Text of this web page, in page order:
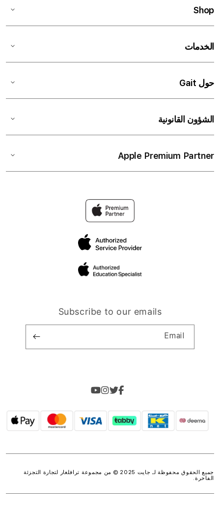
Shop
الخدمات
حول Gait
الشؤون القانونية
Apple Premium Partner
Subscribe to our emails
Email
جميع الحقوق محفوظة لـ جايت 2025 © من مجموعة
ترافلغار لتجارة التجزئة
الفاخرة.